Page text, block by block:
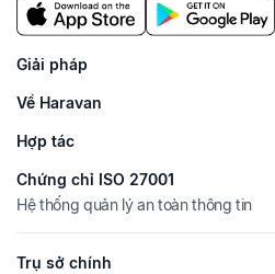
Giải pháp
Về Haravan
Hợp tác
Chứng chỉ ISO 27001
Hệ thống quản lý an toàn thông tin
Trụ sở chính